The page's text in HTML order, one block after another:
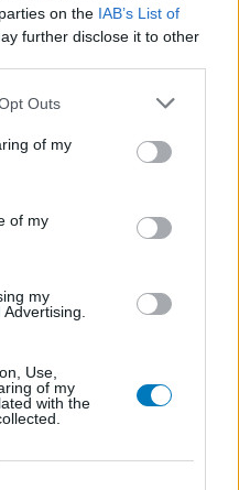
on the IAB’s List of
further disclose it to other
Outs
of my
of my
my
Use,
of my
with the